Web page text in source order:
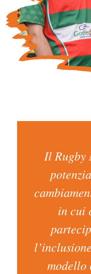
Il
in cui
modello